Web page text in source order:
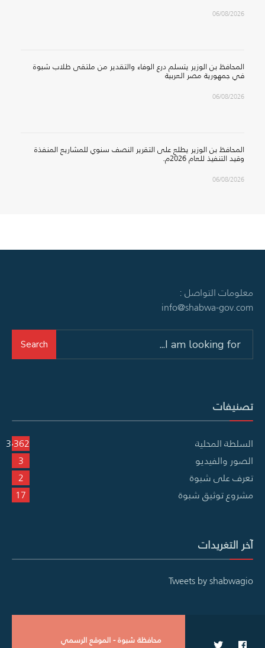
06/08/2026
المحافظ بن الوزير يتسلم درع الوفاء والتقدير من ملتقى طلاب شبوة
في جمهورية مصر العربية
06/08/2026
المحافظ بن الوزير يطلع على التقرير النصف سنوي للمشاريع المنفذة
وقيد التنفيذ للعام 2026م.
06/08/2026
معلومات التواصل :
info@shabwa-gov.com
Search
تصنيفات
السلطة المحلية
3٬362
الصور والفيديو
3
تعرف على شبوة
2
مشروع توثيق شبوة
17
آخر التغريدات
Tweets by shabwagio
محافظة شبوة - الموقع الرسمي